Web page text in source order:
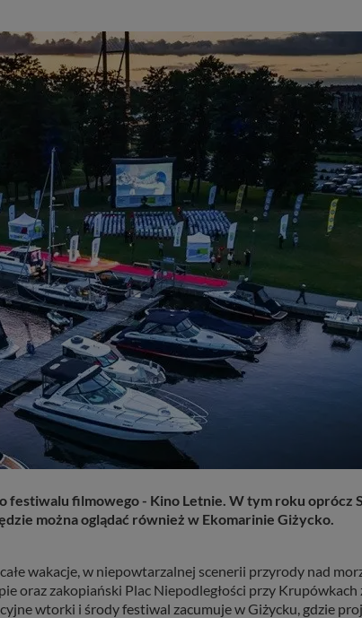
festiwalu filmowego - Kino Letnie. W tym roku oprócz
można oglądać również w Ekomarinie Giżycko.
wakacje, w niepowtarzalnej scenerii przyrody nad
oraz zakopiański Plac Niepodległości przy Krupówkach
wtorki i środy festiwal zacumuje w Giżycku, gdzie